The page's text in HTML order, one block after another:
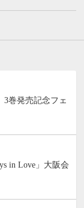
3巻発売記念フェ
in Love」大阪会